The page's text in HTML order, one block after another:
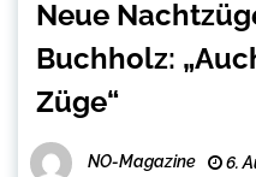
Neue
Buchholz:
Züge“
NO-Magazine 6.